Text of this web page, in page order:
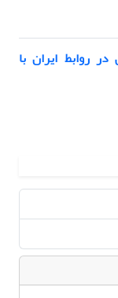
روابط ایران با